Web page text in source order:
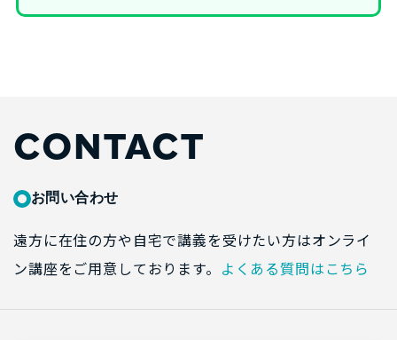
CONTACT
お問い合わせ
遠方に在住の方や自宅で講義を受けたい方はオンライ
ン講座をご用意しております。 よくある質問はこちら